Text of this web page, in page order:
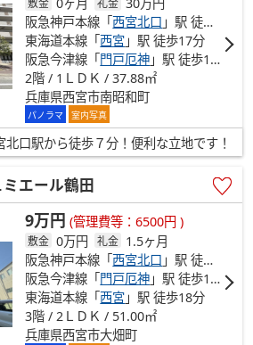
阪急神戸本線「西宮北口 」駅 徒歩7分
東海道本線「西宮 」駅 徒歩17分
阪急今津線「 門戸厄神 」駅 徒歩19分
2階 / 1ＬＤＫ / 37.88㎡
兵庫県西宮市南昭和町
パノラマ 室内写真
口駅から徒歩７分！便利な立地です！
ミエール鶴田
9万円 (管理費等：6500円 )
敷金 0万円 礼金 1.5ヶ月
阪急神戸本線「西宮北口 」駅 徒歩13分
阪急今津線「門戸厄神 」駅 徒歩16分
東海道本線「西宮 」駅 徒歩18分
3階 / 2ＬＤＫ / 51.00㎡
兵庫県西宮市大畑町